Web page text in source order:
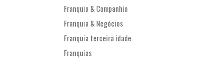
Franquia & Companhia
Franquia & Negócios
Franquia terceira idade
Franquias